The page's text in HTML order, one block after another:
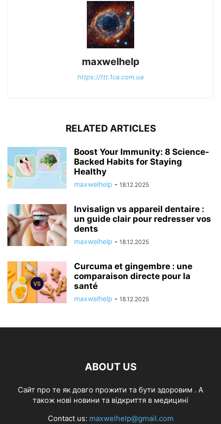
maxwelhelp
https://ttt.1ca.com.ua
RELATED ARTICLES
Boost Your Immunity: 8 Science-
Backed Habits for Staying
Healthy
maxwelhelp - 18.12.2025
Invisalign vs appareil dentaire :
un guide clair pour redresser vos
dents
maxwelhelp - 18.12.2025
Curcuma et gingembre : une
comparaison directe pour la
santé
maxwelhelp - 18.12.2025
ABOUT US
Cайт про те як довго прожити та бути здоровим . А
також нові новини та відкриття в медицині
Contact us: maxwelhelp@gmail.com